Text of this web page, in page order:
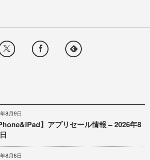
8月9日
】アプリセール情報 – 2026年8
8月8日